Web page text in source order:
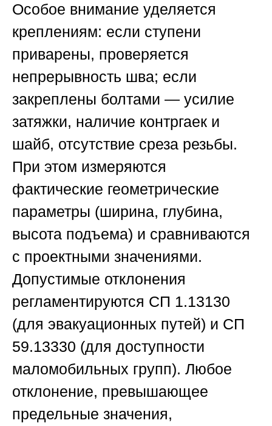
Особое внимание уделяется
креплениям: если ступени
приварены, проверяется
непрерывность шва; если
закреплены болтами — усилие
затяжки, наличие контргаек и
шайб, отсутствие среза резьбы.
При этом измеряются
фактические геометрические
параметры (ширина, глубина,
высота подъема) и сравниваются
с проектными значениями.
Допустимые отклонения
регламентируются СП 1.13130
(для эвакуационных путей) и СП
59.13330 (для доступности
маломобильных групп). Любое
отклонение, превышающее
предельные значения,